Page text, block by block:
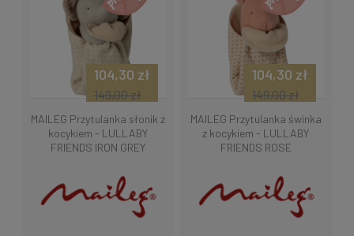
MAILEG Przytulanka słonik z
kocykiem - LULLABY
FRIENDS IRON GREY
104,30 zł
149,00 zł
MAILEG Przytulanka świnka
z kocykiem - LULLABY
FRIENDS ROSE
104,30 zł
149,00 zł